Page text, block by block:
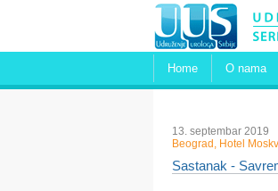
Home O nama
13. septembar 2019
Beograd, Hotel
Sastanak -